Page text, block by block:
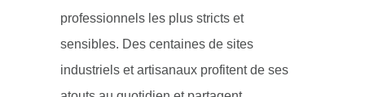
professionnels les plus stricts et
sensibles. Des centaines de sites
industriels et artisanaux profitent de ses